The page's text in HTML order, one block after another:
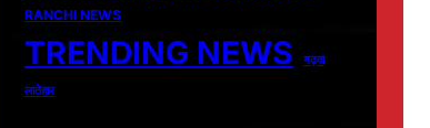
RANCHI NEWS
TRENDING NEWS
गढ़वा
लातेहार